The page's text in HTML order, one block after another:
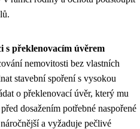
s překlenovacím úvěrem
nemovitosti bez vlastních
stavební spoření s vysokou
o překlenovací úvěr, který mu
dosažením potřebné naspořené
a vyžaduje pečlivé